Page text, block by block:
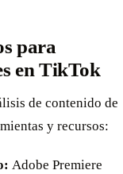
para
en TikTok
de contenido de
y recursos:
Adobe Premiere